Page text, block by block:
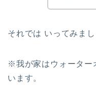
それでは いってみまし
※我が家はウォーター
います。